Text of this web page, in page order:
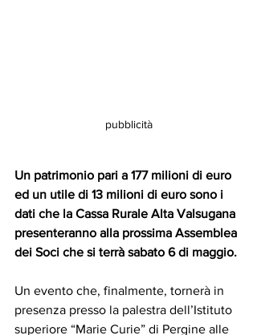
pubblicità
Un patrimonio pari a 177 milioni di euro
ed un utile di 13 milioni di euro sono i
dati che la Cassa Rurale Alta Valsugana
presenteranno alla prossima Assemblea
dei Soci che si terrà sabato 6 di maggio.
Un evento che, finalmente, tornerà in
presenza presso la palestra dell’Istituto
superiore “Marie Curie” di Pergine alle